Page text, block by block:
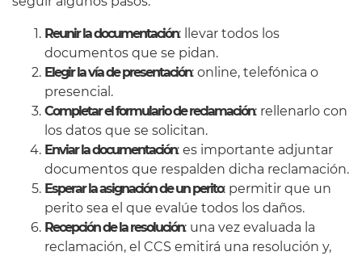
Reunir la documentación: llevar todos los
documentos que se pidan.
Elegir la vía de presentación: online, telefónica o
presencial.​
Completar el formulario de reclamación: rellenarlo con
los datos que se solicitan.
Enviar la documentación: es importante adjuntar
documentos que respalden dicha reclamación.
Esperar la asignación de un perito: permitir que un
perito sea el que evalúe todos los daños.
Recepción de la resolución: una vez evaluada la
reclamación, el CCS emitirá una resolución y,